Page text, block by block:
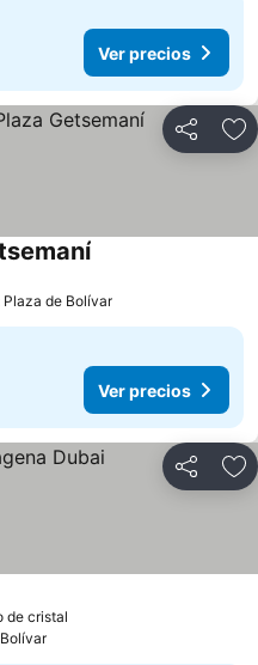
Ver precios
Compartir
Plaza de Bolívar
Ver precios
Compartir
de cristal